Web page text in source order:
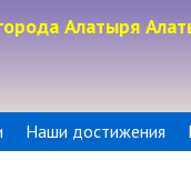
Алатыря
Наши достижения